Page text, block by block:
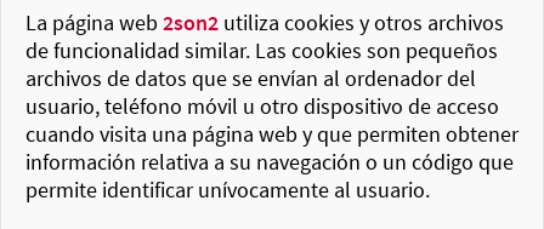
La página web2son2 utiliza cookies y otros archivos
de funcionalidad similar. Las cookies son pequeños
archivos de datos que se envían al ordenador del
usuario, teléfono móvil u otro dispositivo de acceso
cuando visita una página web y que permiten obtener
información relativa a su navegación o un código que
permite identificar unívocamente al usuario.